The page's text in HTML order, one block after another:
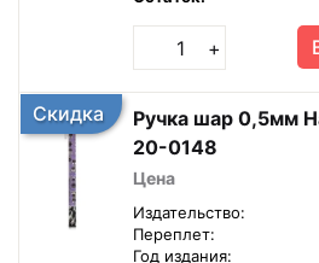
+
Скидка
Ручка шар 0,5мм
20-0148
Цена
Издательство:
Переплет:
Год издания: